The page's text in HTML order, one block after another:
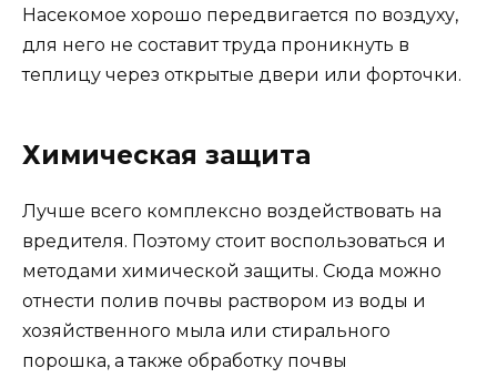
Насекомое хорошо передвигается по воздуху,
для него не составит труда проникнуть в
теплицу через открытые двери или форточки.
Химическая защита
Лучше всего комплексно воздействовать на
вредителя. Поэтому стоит воспользоваться и
методами химической защиты. Сюда можно
отнести полив почвы раствором из воды и
хозяйственного мыла или стирального
порошка, а также обработку почвы